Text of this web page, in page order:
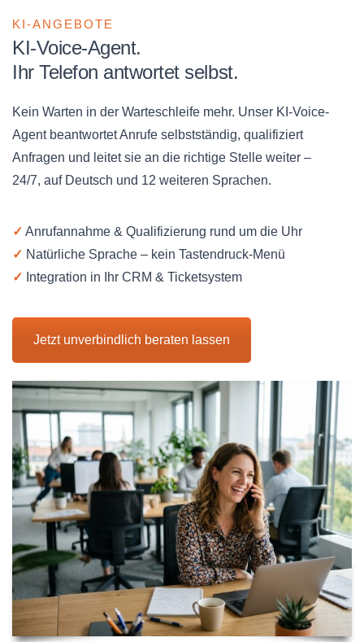
KI-ANGEBOTE
KI-Voice-Agent.
Ihr Telefon antwortet selbst.
Kein Warten in der Warteschleife mehr. Unser KI-Voice-
Agent beantwortet Anrufe selbstständig, qualifiziert
Anfragen und leitet sie an die richtige Stelle weiter –
24/7, auf Deutsch und 12 weiteren Sprachen.
✓ Anrufannahme & Qualifizierung rund um die Uhr
✓ Natürliche Sprache – kein Tastendruck-Menü
✓ Integration in Ihr CRM & Ticketsystem
Jetzt unverbindlich beraten lassen